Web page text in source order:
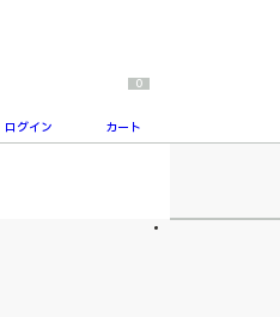
2026/7/23
ログイン
0
カート